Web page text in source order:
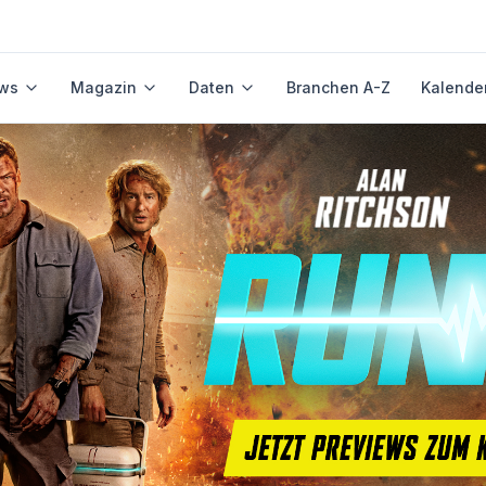
Magazin Daten Branchen A-Z